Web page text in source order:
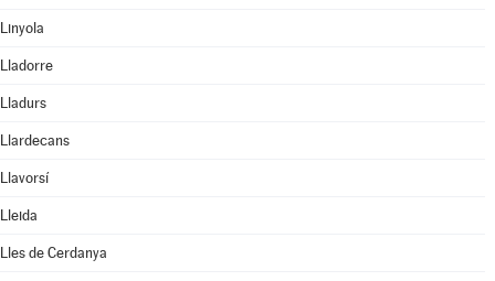
Linyola
Lladorre
Lladurs
Llardecans
Llavorsí
Lleida
Lles de Cerdanya